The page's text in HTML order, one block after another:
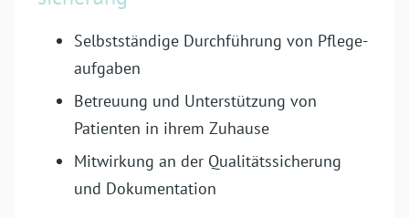
Selbstständige Durch­führung von Pflege­
aufgaben
Betreuung und Unterstützung von
Patienten in ihrem Zuhause
Mitwirkung an der Qualitäts­sicherung
und Dokumentation